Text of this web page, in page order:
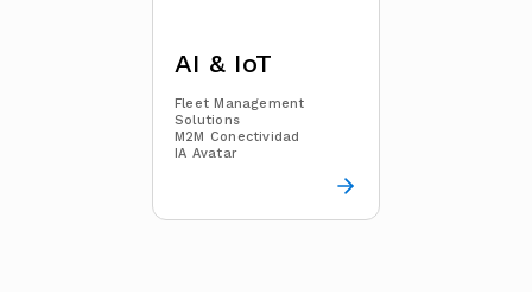
AI & IoT
Fleet Management
Solutions
M2M Conectividad
IA Avatar